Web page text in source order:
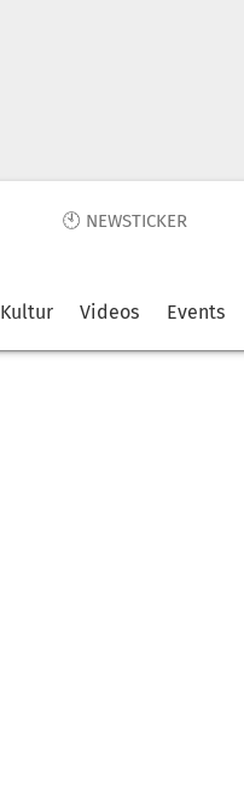
🕙 NEWSTICKER
Kultur Videos Events